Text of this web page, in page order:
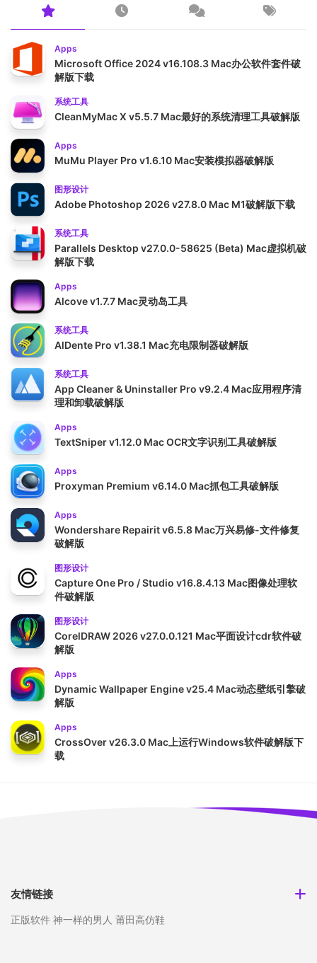
Apps
Microsoft Office 2024 v16.108.3 Mac办公软件套件破
解版下载
系统工具
CleanMyMac X v5.5.7 Mac最好的系统清理工具破解版
Apps
MuMu Player Pro v1.6.10 Mac安装模拟器破解版
图形设计
Adobe Photoshop 2026 v27.8.0 Mac M1破解版下载
系统工具
Parallels Desktop v27.0.0-58625 (Beta) Mac虚拟机破
解版下载
Apps
Alcove v1.7.7 Mac灵动岛工具
系统工具
AlDente Pro v1.38.1 Mac充电限制器破解版
系统工具
App Cleaner & Uninstaller Pro v9.2.4 Mac应用程序清
理和卸载破解版
Apps
TextSniper v1.12.0 Mac OCR文字识别工具破解版
Apps
Proxyman Premium v6.14.0 Mac抓包工具破解版
Apps
Wondershare Repairit v6.5.8 Mac万兴易修-文件修复
破解版
图形设计
Capture One Pro / Studio v16.8.4.13 Mac图像处理软
件破解版
图形设计
CorelDRAW 2026 v27.0.0.121 Mac平面设计cdr软件破
解版
Apps
Dynamic Wallpaper Engine v25.4 Mac动态壁纸引擎破
解版
Apps
CrossOver v26.3.0 Mac上运行Windows软件破解版下
载
友情链接
正版软件 神一样的男人 莆田高仿鞋